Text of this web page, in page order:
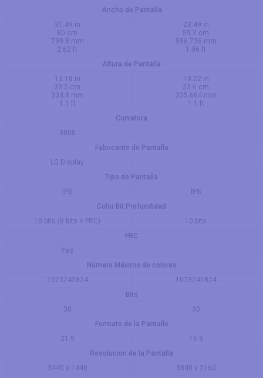
Ancho de Pantalla
31.49 in
80 cm
799.8 mm
2.62 ft
23.49 in
59.7 cm
596.736 mm
1.96 ft
Altura de Pantalla
13.18 in
33.5 cm
334.8 mm
1.1 ft
13.22 in
33.6 cm
335.664 mm
1.1 ft
Curvatura
3800
Fabricante de Pantalla
LG Display
Tipo de Pantalla
IPS
IPS
Color Bit Profundidad
10 bits (8 bits + FRC)
10 bits
FRC
Yes
Número Máximo de colores
1073741824
1073741824
Bits
30
30
Formato de la Pantallo
21:9
16:9
Resolucion de la Pantalla
3440 x 1440
3840 x 2160